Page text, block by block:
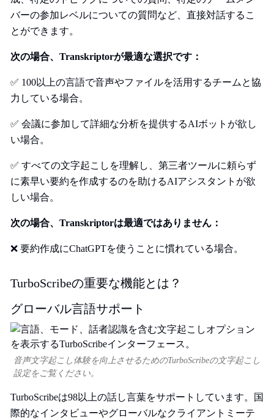
バーの参加レベルについての質問など、直接対話するこ
とができます。
次の場合、Transkriptorが最適な選択です：
✅ 100以上の言語で音声やファイルを活用するチームと協
力している場合。
✅ 会議に参加して詳細な分析を提供するAIボットが欲し
い場合。
✅ すべての文字起こしを理解し、第三者ツールに頼らず
に素早い要約を作成するのを助けるAIアシスタントが欲
しい場合。
次の場合、Transkriptorは最適ではありません：
❌ 要約作成にChatGPTを使うことに慣れている場合。
TurboScribeの重要な機能とは？
グローバル言語サポート
音声文字起こし体験を向上させるためのTurboScribeの文字起こし
設定をご覧ください。
TurboScribeは98以上の話し言葉をサポートしています。国
際的なインタビューやグローバルなクライアントミーテ